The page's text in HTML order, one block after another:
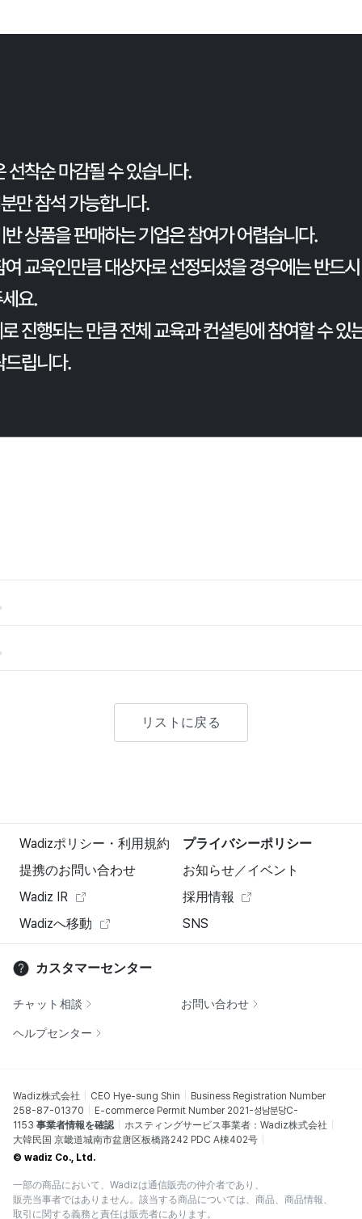
リストに戻る
Wadizポリシー・利用規約
プライバシーポリシー
提携のお問い合わせ
お知らせ／イベント
Wadiz IR
採用情報
Wadizへ移動
SNS
カスタマーセンター
チャット相談 お問い合わせ
ヘルプセンター
Wadiz株式会社 CEO Hye-sung Shin
Business Registration Number
258-87-01370
E-commerce Permit Number 2021-성남분당C-
1153 事業者情報を確認
ホスティングサービス事業者：Wadiz株式会社
大韓民国 京畿道城南市盆唐区板橋路242 PDC A棟402号
© wadiz Co., Ltd.
一部の商品において、Wadizは通信販売の仲介者であり、
販売当事者ではありません。該当する商品については、商品、商品情報、
取引に関する義務と責任は販売者にあります。